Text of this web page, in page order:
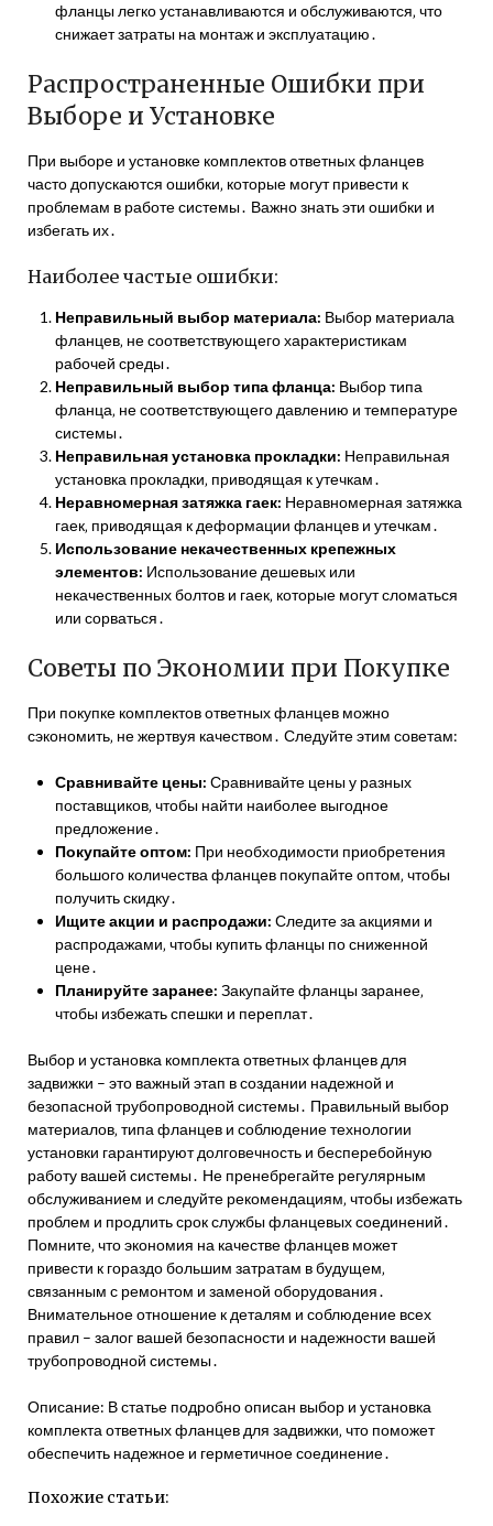
фланцы легко устанавливаются и обслуживаются‚ что
снижает затраты на монтаж и эксплуатацию․
Распространенные Ошибки при
Выборе и Установке
При выборе и установке комплектов ответных фланцев
часто допускаются ошибки‚ которые могут привести к
проблемам в работе системы․ Важно знать эти ошибки и
избегать их․
Наиболее частые ошибки:
Неправильный выбор материала: Выбор материала
фланцев‚ не соответствующего характеристикам
рабочей среды․
Неправильный выбор типа фланца: Выбор типа
фланца‚ не соответствующего давлению и температуре
системы․
Неправильная установка прокладки: Неправильная
установка прокладки‚ приводящая к утечкам․
Неравномерная затяжка гаек: Неравномерная затяжка
гаек‚ приводящая к деформации фланцев и утечкам․
Использование некачественных крепежных
элементов: Использование дешевых или
некачественных болтов и гаек‚ которые могут сломаться
или сорваться․
Советы по Экономии при Покупке
При покупке комплектов ответных фланцев можно
сэкономить‚ не жертвуя качеством․ Следуйте этим советам:
Сравнивайте цены: Сравнивайте цены у разных
поставщиков‚ чтобы найти наиболее выгодное
предложение․
Покупайте оптом: При необходимости приобретения
большого количества фланцев покупайте оптом‚ чтобы
получить скидку․
Ищите акции и распродажи: Следите за акциями и
распродажами‚ чтобы купить фланцы по сниженной
цене․
Планируйте заранее: Закупайте фланцы заранее‚
чтобы избежать спешки и переплат․
Выбор и установка комплекта ответных фланцев для
задвижки – это важный этап в создании надежной и
безопасной трубопроводной системы․ Правильный выбор
материалов‚ типа фланцев и соблюдение технологии
установки гарантируют долговечность и бесперебойную
работу вашей системы․ Не пренебрегайте регулярным
обслуживанием и следуйте рекомендациям‚ чтобы избежать
проблем и продлить срок службы фланцевых соединений․
Помните‚ что экономия на качестве фланцев может
привести к гораздо большим затратам в будущем‚
связанным с ремонтом и заменой оборудования․
Внимательное отношение к деталям и соблюдение всех
правил – залог вашей безопасности и надежности вашей
трубопроводной системы․
Описание: В статье подробно описан выбор и установка
комплекта ответных фланцев для задвижки‚ что поможет
обеспечить надежное и герметичное соединение․
Похожие статьи: